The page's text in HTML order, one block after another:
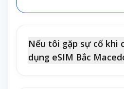
Nếu tôi gặp sự cố khi
dụng eSIM Bắc